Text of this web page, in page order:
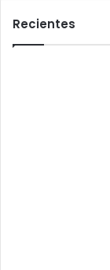
Recientes